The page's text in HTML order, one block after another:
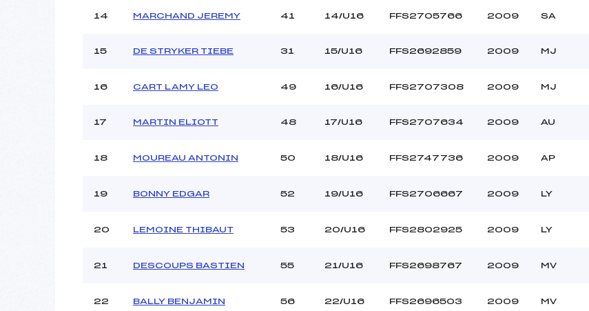
14 MARCHAND JEREMY 41 14/U16 FFS2705766 2009 SA
15 DE STRYKER TIEBE 31 15/U16 FFS2692859 2009 MJ
16 CART LAMY LEO 49 16/U16 FFS2707308 2009 MJ
17 MARTIN ELIOTT 48 17/U16 FFS2707634 2009 AU
18 MOUREAU ANTONIN 50 18/U16 FFS2747736 2009 AP
19 BONNY EDGAR 52 19/U16 FFS2706667 2009 LY
20 LEMOINE THIBAUT 53 20/U16 FFS2802925 2009 LY
21 DESCOUPS BASTIEN 55 21/U16 FFS2698767 2009 MV
22 BALLY BENJAMIN 56 22/U16 FFS2696503 2009 MV